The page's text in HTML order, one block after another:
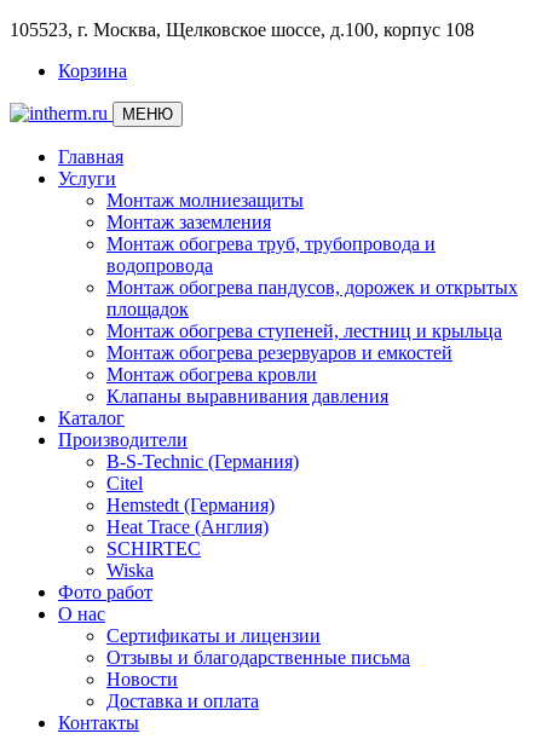
105523, г. Москва, Щелковское шоссе, д.100, корпус 108
Корзина
МЕНЮ
Главная
Услуги
Монтаж молниезащиты
Монтаж заземления
Монтаж обогрева труб, трубопровода и
водопровода
Монтаж обогрева пандусов, дорожек и открытых
площадок
Монтаж обогрева ступеней, лестниц и крыльца
Монтаж обогрева резервуаров и емкостей
Монтаж обогрева кровли
Клапаны выравнивания давления
Каталог
Производители
B-S-Technic (Германия)
Citel
Hemstedt (Германия)
Heat Trace (Англия)
SCHIRTEC
Wiska
Фото работ
О нас
Сертификаты и лицензии
Отзывы и благодарственные письма
Новости
Доставка и оплата
Контакты